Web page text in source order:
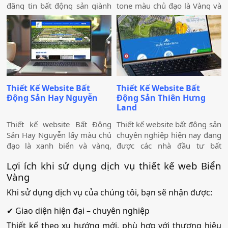
nghiệp hoặc cá nhân kinh
doanh bất động sản nên xây
dựng một website chuyên
nghiệp, điều này giúp tiếp
cận khách hàng dễ dàng hơn
và gây ấn tượng tốt hơn.
đăng tin bất động sản giành
cho tất cả mọi người. Các
chuyên gia của Công ty thiết
kế website Biển Vàng sẽ giúp
bạn có được một diễn đàn
(forum) bất động sản như ý
muốn.
tone màu chủ đạo là Vàng và
Đỏ đồng nhất với tone màu
chủ đạo của công ty. Website
được thiết kế dễ nhìn, đẹp
mắt, chuyên nghiệp và được
nghiên cứu kỹ lưỡng giúp
website dễ dàng lên top
Động Sản Vạn Thịnh Phát
Ever có hiệu ứng đẹp, và
chức năng chuyên nghiệp,
phù hợp với thiết kế website
Bất Động Sản.
Thiết Kế Website Bất
Động Sản Hay Nguyễn
Thiết kế website Bất Động
Sản Hay Nguyễn lấy màu chủ
đạo là xanh biển và vàng,
chủ đạo của thành phố Biển
Phan Thiết, và cũng trùng
khớp với màu phong thủy
của người điều hành văn
phòng bất động sản Hay
Nguyễn. Thiết kế website bất
Thiết Kế Website Bất
Động Sản Thiên Hưng
Land
Thiết kế website bất động sản
chuyên nghiệp hiện nay đang
được các nhà đầu tư bất
bất động sản là một trong
đặc thù riêng.
Lợi ích khi sử dụng dịch vụ thiết kế web Biển
Vàng
Khi sử dụng dịch vụ của chúng tôi, bạn sẽ nhận được:
✔ Giao diện hiện đại – chuyên nghiệp
Thiết kế theo xu hướng mới, phù hợp với thương hiệu